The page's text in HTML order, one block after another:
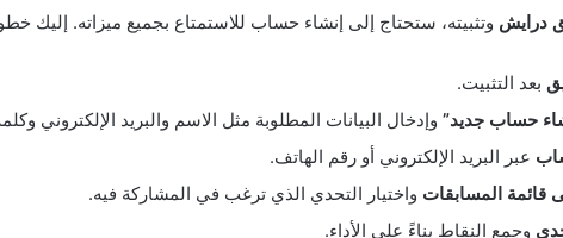
درايش وتثبيته، ستحتاج إلى إنشاء حساب للاستمتاع بجميع ميزاته. إليك
بعد التثبيت.
حساب جديد” وإدخال البيانات المطلوبة مثل الاسم والبريد الإلكتروني
عبر البريد الإلكتروني أو رقم الهاتف.
قائمة المسابقات واختيار التحدي الذي ترغب في المشاركة فيه.
وجمع النقاط بناءً على الأداء.